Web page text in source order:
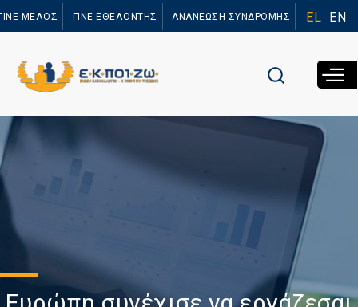
προς το
ΜΕΛΟΣ ΓΙΝΕ ΕΘΕΛΟΝΤΗΣ ΑΝΑΝΕΩΣΗ ΣΥΝΔΡΟΜΗΣ EL EN